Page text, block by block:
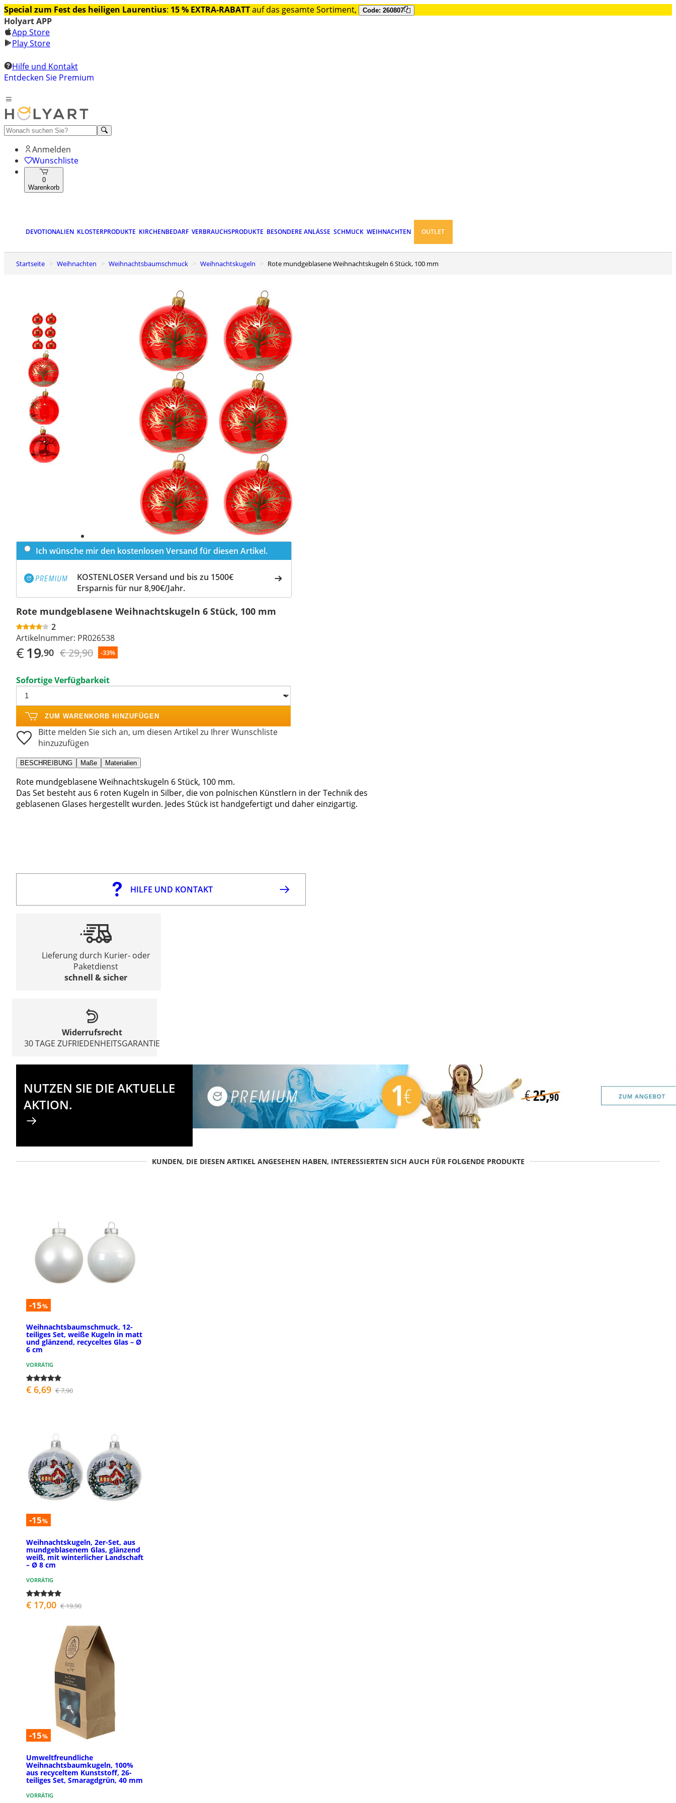
Special zum Fest des heiligen Laurentius: 15 % EXTRA-RABATTauf das gesamte Sortiment, Code: 260807
Holyart APP
App Store
Play Store
Hilfe und Kontakt
Entdecken Sie Premium
Anmelden
Wunschliste
0
Warenkorb
DEVOTIONALIEN KLOSTERPRODUKTE KIRCHENBEDARF VERBRAUCHSPRODUKTE BESONDERE ANLÄSSE SCHMUCK WEIHNACHTEN OUTLET
Startseite Weihnachten Weihnachtsbaumschmuck Weihnachtskugeln Rote mundgeblasene Weihnachtskugeln 6 Stück, 100 mm
Ich wünsche mir den kostenlosen Versand für diesen Artikel.
KOSTENLOSER Versand und bis zu 1500€
Ersparnis für nur 8,90€/Jahr.
Rote mundgeblasene Weihnachtskugeln 6 Stück, 100 mm
2
Artikelnummer: PR026538
€19,90 € 29,90 -33%
Sofortige Verfügbarkeit
ZUM WARENKORB HINZUFÜGEN
Bitte melden Sie sich an, um diesen Artikel zu Ihrer Wunschliste
hinzuzufügen
BESCHREIBUNG Maße Materialien
Rote mundgeblasene Weihnachtskugeln 6 Stück, 100 mm.
Das Set besteht aus 6 roten Kugeln in Silber, die von polnischen Künstlern in der Technik des
geblasenen Glases hergestellt wurden. Jedes Stück ist handgefertigt und daher einzigartig.
HILFE UND KONTAKT
Lieferung durch Kurier- oder
Paketdienst
schnell & sicher
Widerrufsrecht
30 TAGE ZUFRIEDENHEITSGARANTIE
NUTZEN SIE DIE AKTUELLE
AKTION.
KUNDEN, DIE DIESEN ARTIKEL ANGESEHEN HABEN, INTERESSIERTEN SICH AUCH FÜR FOLGENDE PRODUKTE
-15%
Weihnachtsbaumschmuck, 12-
teiliges Set, weiße Kugeln in matt
und glänzend, recyceltes Glas – Ø
6 cm
VORRÄTIG
€ 6,69 € 7,90
-15%
Weihnachtskugeln, 2er-Set, aus
mundgeblasenem Glas, glänzend
weiß, mit winterlicher Landschaft
– Ø 8 cm
VORRÄTIG
€ 17,00 € 19,90
-15%
Umweltfreundliche
Weihnachtsbaumkugeln, 100%
aus recyceltem Kunststoff, 26-
teiliges Set, Smaragdgrün, 40 mm
VORRÄTIG